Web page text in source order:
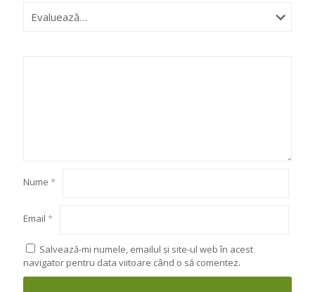
Nume *
Email *
Salvează-mi numele, emailul și site-ul web în acest
navigator pentru data viitoare când o să comentez.